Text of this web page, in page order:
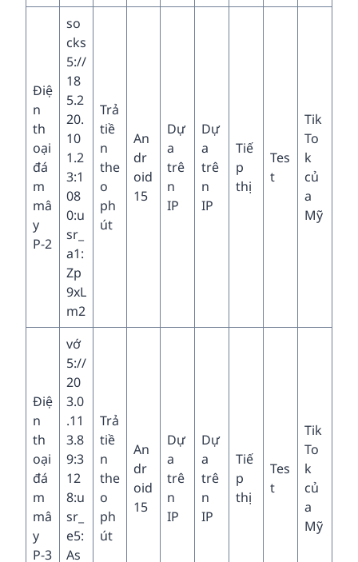
Điệ
n
th
oại
đá
m
mâ
y
P-2
so
cks
5://
18
5.2
20.
10
1.2
3:1
08
0:u
sr_
a1:
Zp
9xL
m2
Trả
tiề
n
the
o
ph
út
An
dr
oid
15
Dự
a
trê
n
IP
Dự
a
trê
n
IP
Tiế
p
thị
Tes
t
Tik
To
k
củ
a
Mỹ
Điệ
n
th
oại
đá
m
mâ
y
P-3
vớ
5://
20
3.0
.11
3.8
9:3
12
8:u
sr_
e5:
As
Trả
tiề
n
the
o
ph
út
An
dr
oid
15
Dự
a
trê
n
IP
Dự
a
trê
n
IP
Tiế
p
thị
Tes
t
Tik
To
k
củ
a
Mỹ